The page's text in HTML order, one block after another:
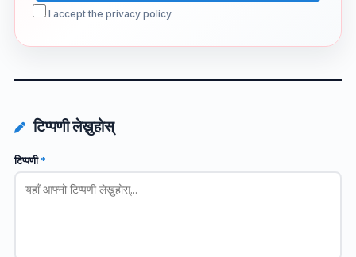
I accept the privacy policy
टिप्पणी लेख्नुहोस्
टिप्पणी*